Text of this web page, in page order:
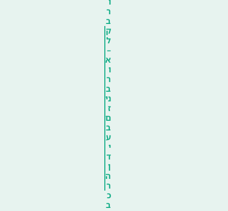
ר
ב
ק
ל
–
א
ו
ר
ב
ני
ז
ם
ב
ע
י
ד
ן
ה
ר
כ
ב